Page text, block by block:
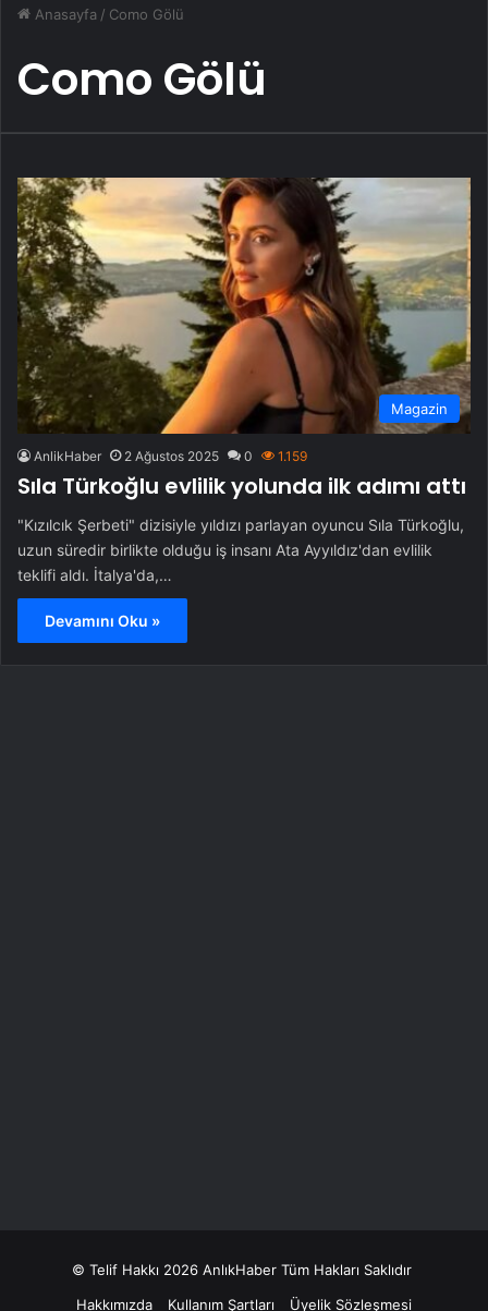
Anasayfa / Como Gölü
Como Gölü
Magazin
AnlikHaber 2 Ağustos 2025 0 1.159
Sıla Türkoğlu evlilik yolunda ilk adımı attı
"Kızılcık Şerbeti" dizisiyle yıldızı parlayan oyuncu Sıla Türkoğlu,
uzun süredir birlikte olduğu iş insanı Ata Ayyıldız'dan evlilik
teklifi aldı. İtalya'da,…
Devamını Oku »
© Telif Hakkı 2026 AnlıkHaber Tüm Hakları Saklıdır
Hakkımızda
Kullanım Şartları Üyelik Sözleşmesi